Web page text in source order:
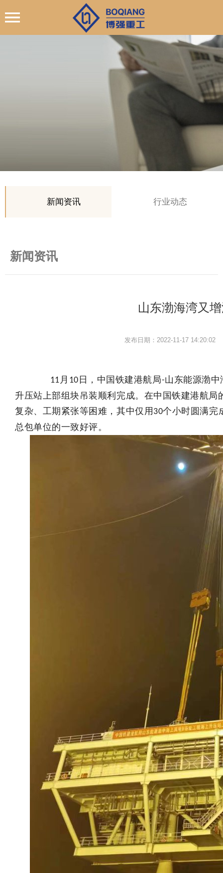
新闻资讯 行业动态
新闻资讯
山东渤海湾又
发布日期：2022-11-17
11 月 10 日，中国铁建港航局-山东能源渤中
升压站上部组块吊装顺利完成。 在中国铁建港航局
复杂、工期紧张等困难，其中仅用 30个小时圆满完
总包单位的一致好评。